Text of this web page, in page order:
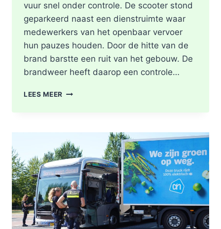
vuur snel onder controle. De scooter stond
geparkeerd naast een dienstruimte waar
medewerkers van het openbaar vervoer
hun pauzes houden. Door de hitte van de
brand barstte een ruit van het gebouw. De
brandweer heeft daarop een controle…
LEES MEER SCOOTER
STATION
KRALINGSE
ZOOM
IN
ROTTERDAM